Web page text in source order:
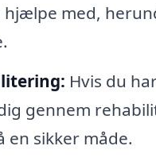
med,
Hvis du
gennem
sikker måde.